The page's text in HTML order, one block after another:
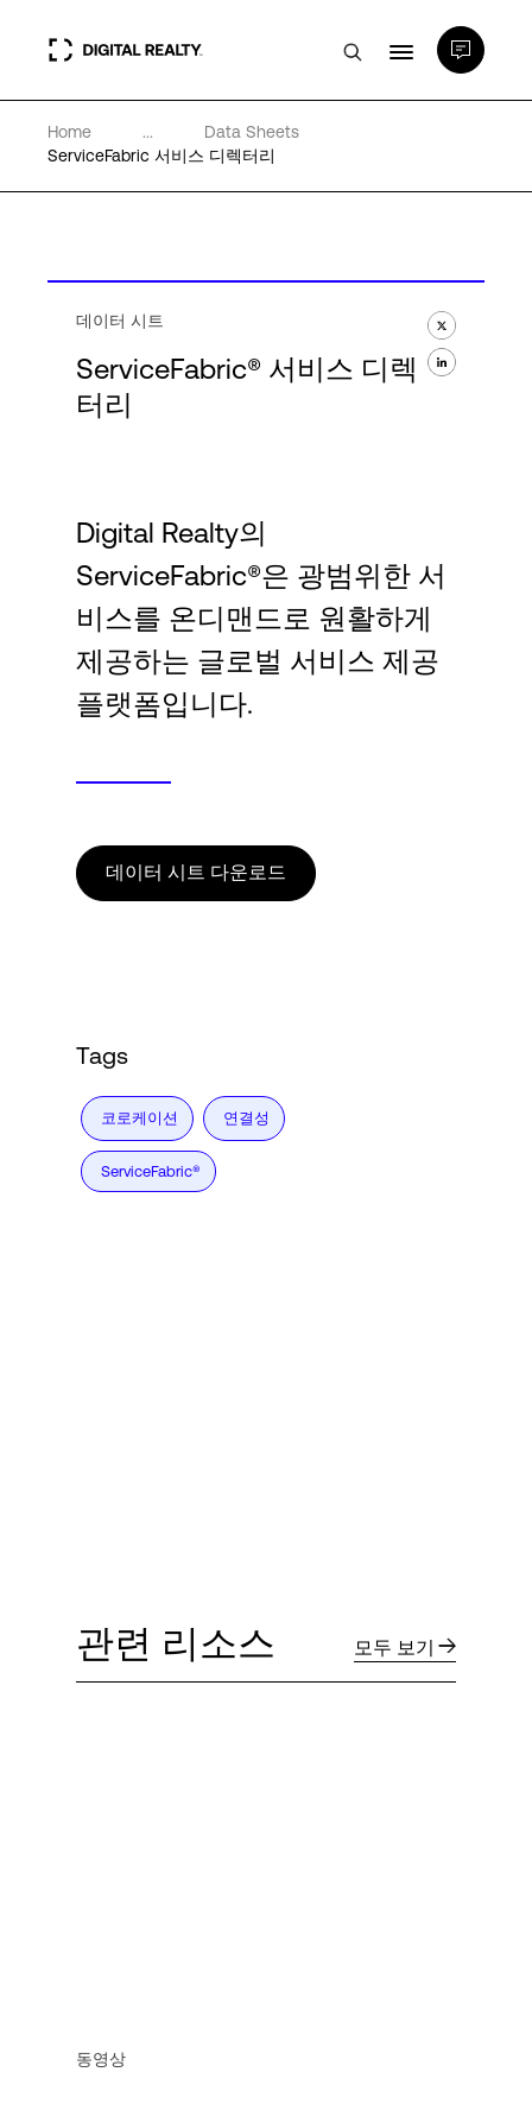
데이터 센터
전문성 및 리소스
Language
로그인
Home ...
Data Sheets
ServiceFabric 서비스 디렉터리
데이터 시트
ServiceFabric® 서비스 디렉
터리
Digital Realty의
ServiceFabric®은 광범위한 서
비스를 온디맨드로 원활하게
제공하는 글로벌 서비스 제공
플랫폼입니다.
데이터 시트 다운로드
Tags
코로케이션 연결성
ServiceFabric®
관련 리소스 모두 보기
동영상